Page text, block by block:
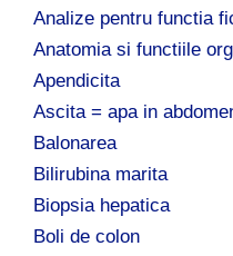
Analize pentru functia
Anatomia si functiile
Apendicita
Ascita = apa in
Balonarea
Bilirubina marita
Biopsia hepatica
Boli de colon